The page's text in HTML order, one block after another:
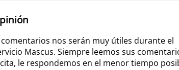
nos serán muy útiles durante el
Mascus. Siempre leemos sus
le respondemos en el menor tiempo